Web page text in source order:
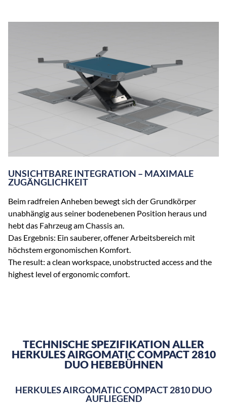
UNSICHTBARE INTEGRATION – MAXIMALE
ZUGÄNGLICHKEIT
Beim radfreien Anheben bewegt sich der Grundkörper
unabhängig aus seiner bodenebenen Position heraus und
hebt das Fahrzeug am Chassis an.
Das Ergebnis: Ein sauberer, offener Arbeitsbereich mit
höchstem ergonomischen Komfort.
The result: a clean workspace, unobstructed access and the
highest level of ergonomic comfort.
TECHNISCHE SPEZIFIKATION ALLER
HERKULES AIRGOMATIC COMPACT 2810
DUO HEBEBÜHNEN
HERKULES AIRGOMATIC COMPACT 2810 DUO
AUFLIEGEND